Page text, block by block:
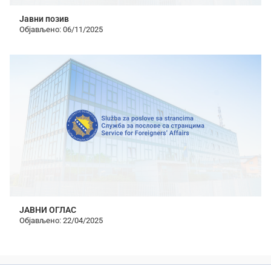
Јавни позив
Објављено: 06/11/2025
JABHИ OГЛАС
Објављено: 22/04/2025